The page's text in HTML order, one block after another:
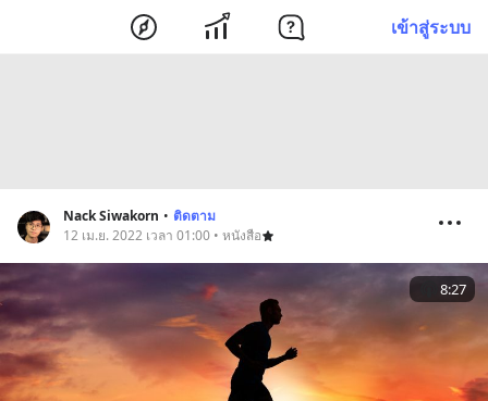
เข้าสู่ระบบ
Nack Siwakorn • ติดตาม
12 เม.ย. 2022 เวลา 01:00 • หนังสือ
8:27